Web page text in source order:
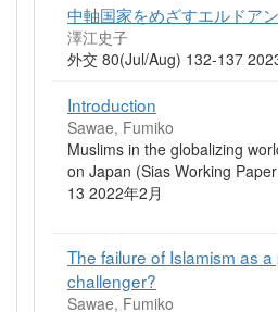
中軸国家をめざすエルドア
澤江史子
外交 80(Jul/Aug) 132-137
Introduction
Sawae, Fumiko
Muslims in the globalizing
on Japan (Sias Working
13 2022年2月
The failure of Islamism as
challenger?
Sawae, Fumiko